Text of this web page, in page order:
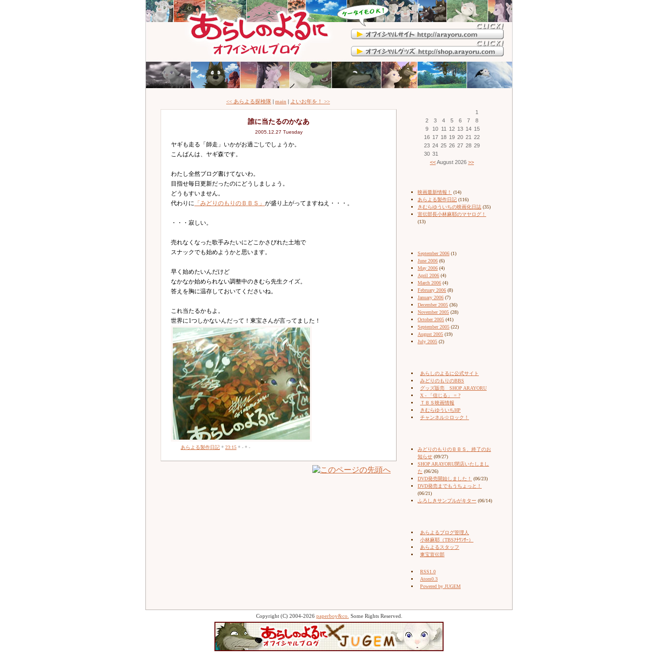
<< あらよる探検隊 | main | よいお年を！ >>
誰に当たるのかなあ
2005.12.27 Tuesday
ヤギも走る「師走」いかがお過ごしでしょうか。
こんばんは、ヤギ森です。
わたし全然ブログ書けてないわ。
目指せ毎日更新だったのにどうしましょう。
どうもすいません。
代わりに 「みどりのもりのＢＢＳ」 が盛り上がってますねえ・・・。
・・・寂しい。
売れなくなった歌手みたいにどこかさびれた土地で
スナックでも始めようかと思います。
早く始めたいんだけど
なかなか始められない調整中のきむら先生クイズ。
答えを胸に温存しておいてくださいね。
これ当たるかもよ。
世界に1つしかないんだって！東宝さんが言ってました！
あらよる製作日記 * 23:15 * - * -
1
2
3 4 5 6 7
8
9
10 11 12 13 14 15
16 17 18 19 20 21 22
23 24 25 26 27 28 29
30 31
<<August 2026 >>
映画最新情報！
(14)
あらよる製作日記 (116)
きむらゆういちの映画化日誌 (35)
宣伝部長小林麻耶のマヤログ！
(13)
September 2006 (1)
June 2006 (6)
May 2006 (4)
April 2006 (4)
March 2006 (4)
February 2006 (8)
January 2006 (7)
December 2005 (36)
November 2005 (28)
October 2005 (41)
September 2005 (22)
August 2005 (19)
July 2005 (2)
あらしのよるに公式サイト
みどりのもりのBBS
グッズ販売 SHOP ARAYORU
X - 「信じる」 = ?
ＴＢＳ映画情報
きむらゆういちHP
チャンネル☆ロック！
みどりのもりのＢＢＳ、終了のお
知らせ (09/27)
SHOP ARAYORU閉店いたしまし
た (06/26)
DVD発売開始しました！
(06/23)
DVD発売までもうちょっと！
(06/21)
ふろしきサンプルがキター (06/14)
あらよるブログ管理人
小林麻耶（TBSｱﾅｳﾝｻｰ）
あらよるスタッフ
東宝宣伝部
RSS1.0
Atom0.3
Powered by JUGEM
Copyright (C) 2004-2026 paperboy&co. Some Rights Reserved.